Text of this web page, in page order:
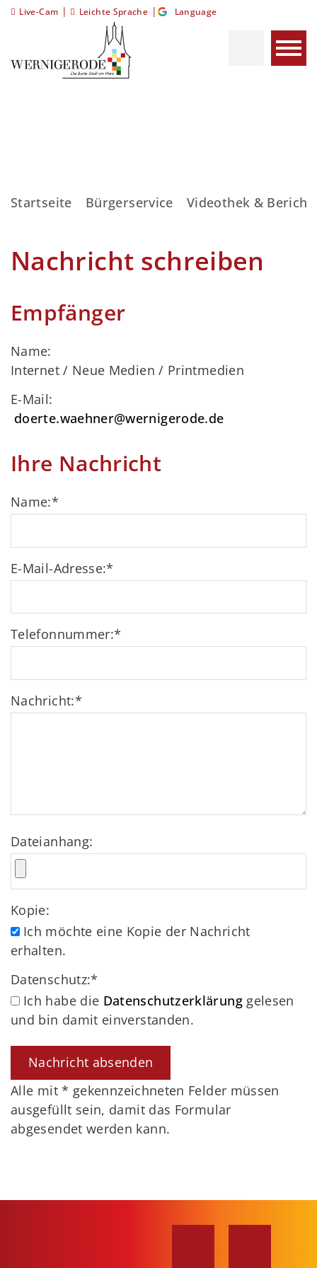
Live-Cam | Leichte Sprache | Language
Startseite Bürgerservice Videothek &
Nachricht schreiben
Empfänger
Name:
Internet / Neue Medien / Printmedien
E-Mail:
doerte.waehner@wernigerode.de
Ihre Nachricht
Name:*
E-Mail-Adresse:*
Telefonnummer:*
Nachricht:*
Dateianhang:
Kopie:
Ich möchte eine Kopie der Nachricht
erhalten.
Datenschutz:*
Ich habe die Datenschutzerklärunggelesen
und bin damit einverstanden.
Alle mit* gekennzeichneten Felder müssen
ausgefüllt sein, damit das Formular
abgesendet werden kann.